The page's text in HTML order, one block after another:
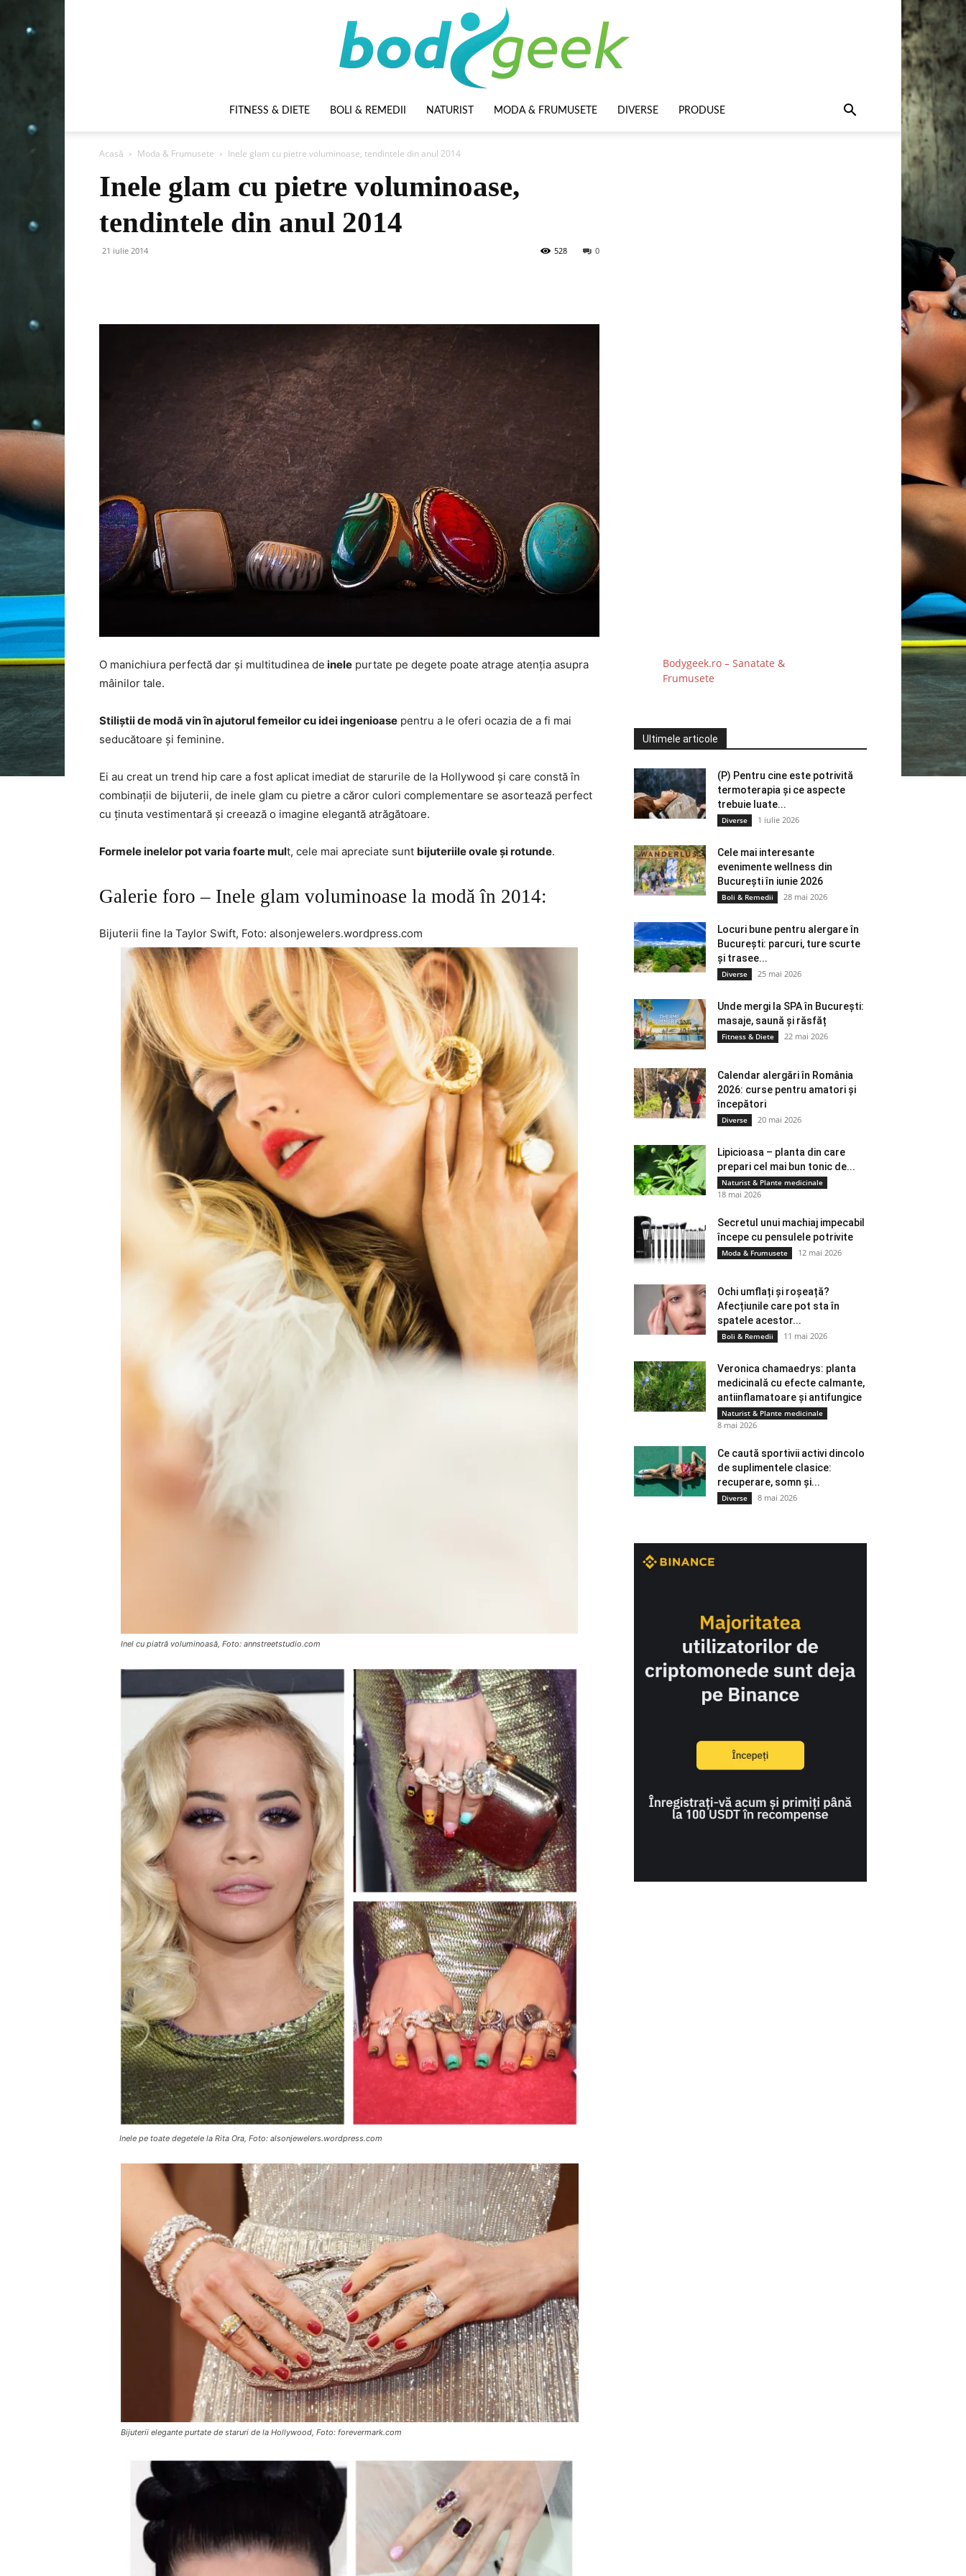
FITNESS & DIETE BOLI & REMEDII NATURIST MODA & FRUMUSETE DIVERSE PRODUSE
Acasă Moda & Frumusete Inele glam cu pietre voluminoase, tendintele din anul 2014
Inele glam cu pietre voluminoase,
tendintele din anul 2014
21 iulie 2014 0
528
O manichiura perfectă dar și multitudinea de inele purtate pe degete poate atrage atenția asupra
mâinilor tale.
Stiliștii de modă vin în ajutorul femeilor cu idei ingenioase pentru a le oferi ocazia de a fi mai
seducătoare și feminine.
Ei au creat un trend hip care a fost aplicat imediat de starurile de la Hollywood și care constă în
combinații de bijuterii, de inele glam cu pietre a căror culori complementare se asortează perfect
cu ținuta vestimentară și creează o imagine elegantă atrăgătoare.
Formele inelelor pot varia foarte mult, cele mai apreciate sunt bijuteriile ovale și rotunde.
Galerie foro – Inele glam voluminoase la modă în 2014:
Bijuterii fine la Taylor Swift, Foto: alsonjewelers.wordpress.com
Inel cu piatră voluminoasă, Foto: annstreetstudio.com
Inele pe toate degetele la Rita Ora, Foto: alsonjewelers.wordpress.com
Bijuterii elegante purtate de staruri de la Hollywood, Foto: forevermark.com
Bodygeek.ro – Sanatate &
Frumusete
Ultimele articole
(P) Pentru cine este potrivită
termoterapia și ce aspecte
trebuie luate...
Diverse 1 iulie 2026
Cele mai interesante
evenimente wellness din
București în iunie 2026
Boli & Remedii 28 mai 2026
Locuri bune pentru alergare în
București: parcuri, ture scurte
și trasee...
Diverse 25 mai 2026
Unde mergi la SPA în București:
masaje, saună și răsfăț
Fitness & Diete 22 mai 2026
Calendar alergări în România
2026: curse pentru amatori și
începători
Diverse 20 mai 2026
Lipicioasa – planta din care
prepari cel mai bun tonic de...
Naturist & Plante medicinale
18 mai 2026
Secretul unui machiaj impecabil
începe cu pensulele potrivite
Moda & Frumusete 12 mai 2026
Ochi umflați și roșeață?
Afecțiunile care pot sta în
spatele acestor...
Boli & Remedii 11 mai 2026
Veronica chamaedrys: planta
medicinală cu efecte calmante,
antiinflamatoare și antifungice
Naturist & Plante medicinale
8 mai 2026
Ce caută sportivii activi dincolo
de suplimentele clasice:
recuperare, somn și...
Diverse 8 mai 2026